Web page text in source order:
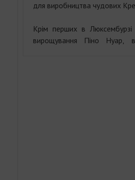
для виробництва чудових
Крім перших в
вирощування Піно Нуар,